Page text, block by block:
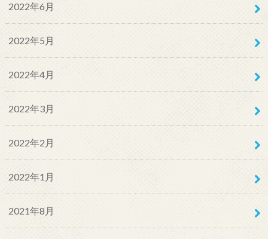
2022年6月
2022年5月
2022年4月
2022年3月
2022年2月
2022年1月
2021年8月